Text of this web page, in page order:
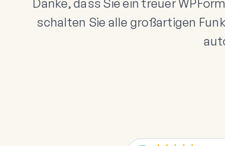
Danke, dass Sie ein treuer
schalten Sie alle großartigen